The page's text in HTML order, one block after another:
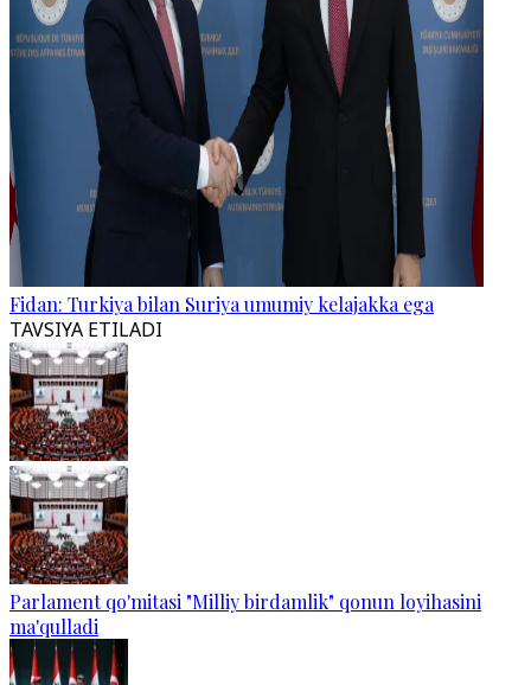
Fidan: Turkiya bilan Suriya umumiy kelajakka ega
TAVSIYA ETILADI
Parlament qo'mitasi "Milliy birdamlik" qonun loyihasini
ma'qulladi